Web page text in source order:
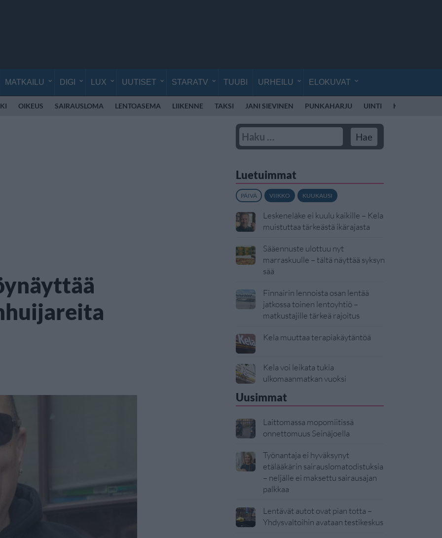
MATKAILU DIGI LUX UUTISET STARATV TUUBI URHEILU ELOKUVAT
OIKEUS SAIRAUSLOMA LENTOASEMA LIIKENNE TAKSI JANI SIEVINEN PUNKAHARJU UINTI KÄVELY
Luetuimmat
PÄIVÄ VIIKKO KUUKAUSI
Leskeneläke ei kuulu kaikille – Kela
muistuttaa tärkeästä ikärajasta
Sääennuste ulottuu nyt
marraskuulle – tältä näyttää syksyn
sää
Finnairin lennoista osan lentää
jatkossa toinen lentoyhtiö –
matkustajille tärkeä rajoitus
Kela muuttaa terapiakäytäntöä
Kela voi leikata tukia
ulkomaanmatkan vuoksi
Uusimmat
Laittomassa mopomiitissä
onnettomuus Seinäjoella
Työnantaja ei hyväksynyt
etälääkärin sairauslomatodistuksia
– neljälle ei maksettu sairausajan
palkkaa
Lentävät autot ovat pian totta –
Yhdysvaltoihin avataan testikeskus